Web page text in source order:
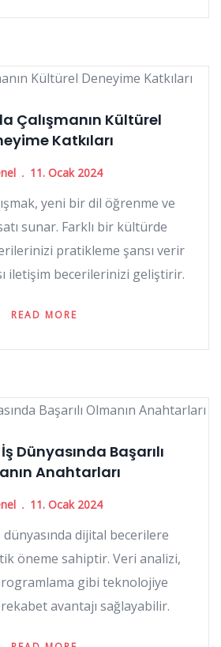
Çalışmanın Kültürel
Katkıları
11. Ocak 2024
yeni bir dil öğrenme ve
sunar. Farklı bir kültürde
pratikleme şansı verir
iletişim becerilerinizi geliştirir.
READ MORE
Dünyasında Başarılı
Anahtarları
11. Ocak 2024
dijital becerilere
öneme sahiptir. Veri analizi,
gibi teknolojiye
avantajı sağlayabilir.